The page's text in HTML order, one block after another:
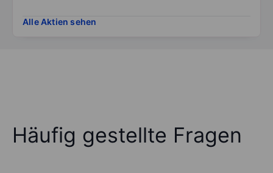
Alle Aktien sehen
Häufig gestellte Fragen